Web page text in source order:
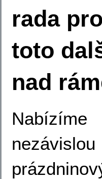
rada
toto
nad
Nabízíme